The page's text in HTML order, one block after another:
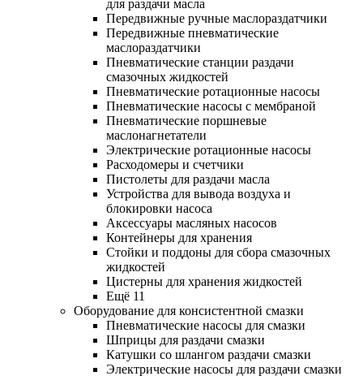
для раздачи масла
Передвижные ручные маслораздатчики
Передвижные пневматические
маслораздатчики
Пневматические станции раздачи
смазочных жидкостей
Пневматические ротационные насосы
Пневматические насосы с мембраной
Пневматические поршневые
маслонагнетатели
Электрические ротационные насосы
Расходомеры и счетчики
Пистолеты для раздачи масла
Устройства для вывода воздуха и
блокировки насоса
Аксессуары масляных насосов
Контейнеры для хранения
Стойки и поддоны для сбора смазочных
жидкостей
Цистерны для хранения жидкостей
Ещё 11
Оборудование для консистентной смазки
Пневматические насосы для смазки
Шприцы для раздачи смазки
Катушки со шлангом раздачи смазки
Электрические насосы для раздачи смазки